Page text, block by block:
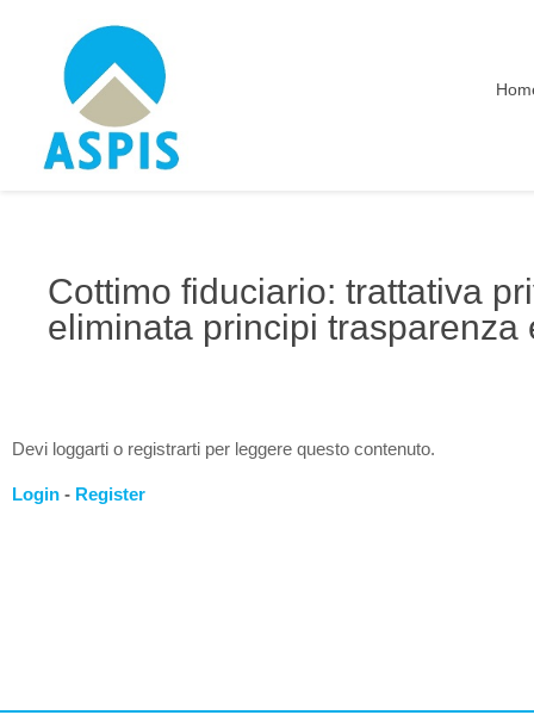
Cottimo fiduciario: trattativa
eliminata principi trasparenza
Devi loggarti o registrarti per leggere questo contenuto.
Login - Register